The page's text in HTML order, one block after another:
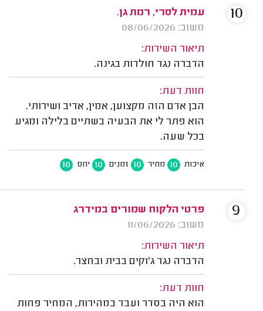
עמית לסרי, רמת גן.
משוב: 08/06/2026
תיאור השירות:
הדברה נגד חולדות בגינה.
חוות דעת:
הבן אדם הזה מקצוען, אמין, אדיב ושירותי.
הוא פתר לי את הבעיה בשתיים בלילה ומגיע
בכל שעה.
איכות 10 מחיר 10 זמנים 10 יחס 10
10
פרטי הלקוח שמורים במידרג
משוב: 11/06/2026
תיאור השירות:
הדברה נגד ג'וקים בבית ובחצר.
חוות דעת:
הוא היה בסדר ועבד במהירות, המחיר פחות
9